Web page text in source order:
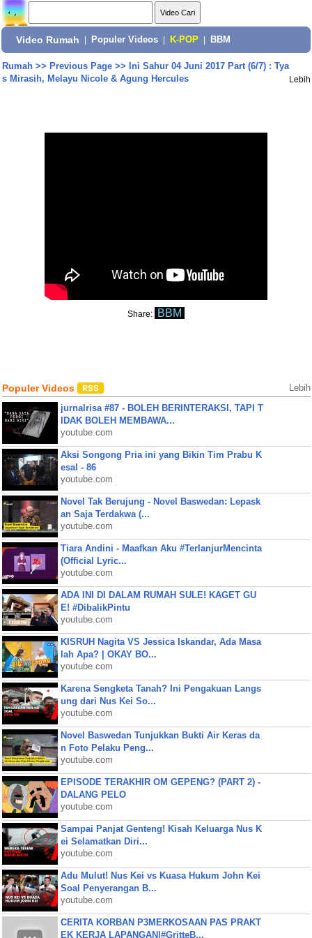
Video Rumah Populer Videos K-POP BBM
Rumah>> Previous Page>> Ini Sahur 04 Juni 2017 Part (6/7) : Tya
s Mirasih, Melayu Nicole & Agung Hercules
Lebih
Share: BBM
Populer Videos Lebih
jurnalrisa #87 - BOLEH BERINTERAKSI, TAPI T
IDAK BOLEH MEMBAWA...
youtube.com
Aksi Songong Pria ini yang Bikin Tim Prabu K
esal - 86
youtube.com
Novel Tak Berujung - Novel Baswedan: Lepask
an Saja Terdakwa (...
youtube.com
Tiara Andini - Maafkan Aku #TerlanjurMencinta
(Official Lyric...
youtube.com
ADA INI DI DALAM RUMAH SULE! KAGET GU
E! #DibalikPintu
youtube.com
KISRUH Nagita VS Jessica Iskandar, Ada Masa
lah Apa? | OKAY BO...
youtube.com
Karena Sengketa Tanah? Ini Pengakuan Langs
ung dari Nus Kei So...
youtube.com
Novel Baswedan Tunjukkan Bukti Air Keras da
n Foto Pelaku Peng...
youtube.com
EPISODE TERAKHIR OM GEPENG? (PART 2) -
DALANG PELO
youtube.com
Sampai Panjat Genteng! Kisah Keluarga Nus K
ei Selamatkan Diri...
youtube.com
Adu Mulut! Nus Kei vs Kuasa Hukum John Kei
Soal Penyerangan B...
youtube.com
CERITA KORBAN P3MERKOSAAN PAS PRAKT
EK KERJA LAPANGAN|#GritteB...